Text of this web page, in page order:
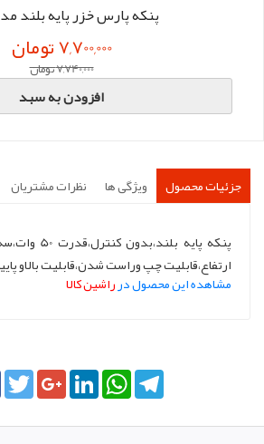
پنکه پارس خزر پایه بلند مدل
7,700,000 تومان
7,740,000 تومان
افزودن به سبد
جزئیات محصول ویژگی ها نظرات مشتریان
پنکه پایه
ارتفاع،قابلیت چپ وراست شدن،قابلیت بالاو
مشاهده این محصول درراشین کالا
FacebookTwitterGoogle+LinkedInWhatsApp